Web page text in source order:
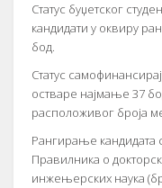
Статус буџетског
кандидати у оквиру
бод.
Статус
остваре најмање 37
расположивог броја
Рангирање кандидата
Правилника о
инжењерских наука